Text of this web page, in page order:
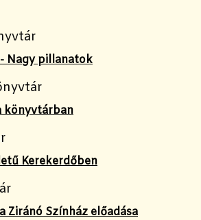
Nagy pillanatok
könyvtárban
Kerekerdőben
Ziránó Színház előadása